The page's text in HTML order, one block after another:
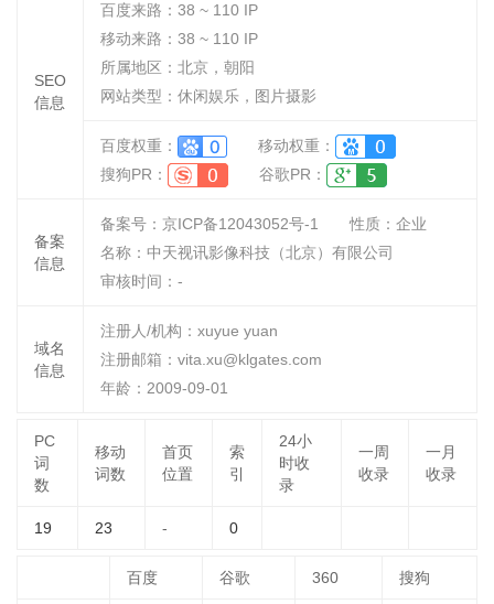
SEO
信息
百度来路： 38 ~ 110 IP
移动来路： 38 ~ 110 IP
所属地区：北京，朝阳
网站类型：休闲娱乐，图片摄影
百度权重：
移动权重：
搜狗PR：
谷歌PR：
备案
信息
备案号：京ICP备12043052号-1 性质： 企业
名称： 中天视讯影像科技（北京）有限公司
审核时间： -
域名
信息
注册人/机构：xuyue yuan
注册邮箱：vita.xu@klgates.com
年龄：2009-09-01
PC
词
数
移动
词数
首页
位置
索
引
24小
时收
录
一周
收录
一月
收录
19 23 - 0
百度 谷歌 360 搜狗